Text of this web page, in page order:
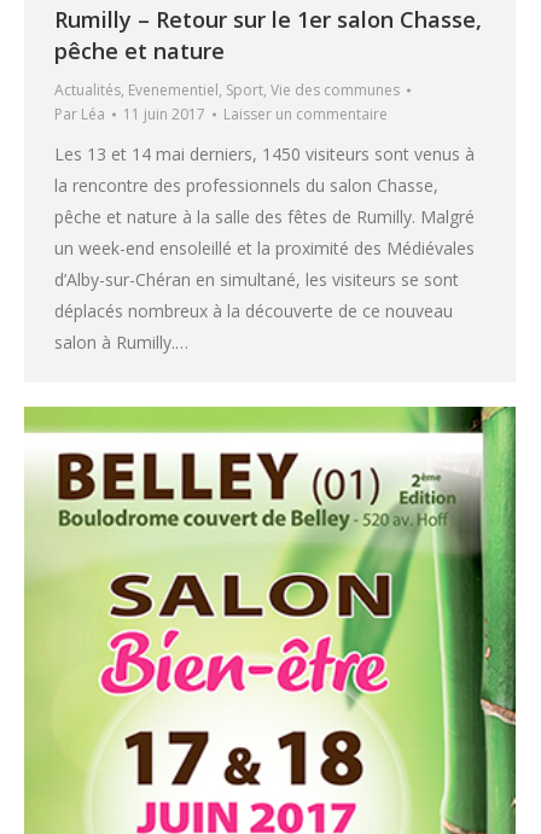
Rumilly – Retour sur le 1er salon Chasse,
pêche et nature
Actualités, Evenementiel, Sport, Vie des communes
Par Léa 11 juin 2017 Laisser un commentaire
Les 13 et 14 mai derniers, 1450 visiteurs sont venus à
la rencontre des professionnels du salon Chasse,
pêche et nature à la salle des fêtes de Rumilly. Malgré
un week-end ensoleillé et la proximité des Médiévales
d’Alby-sur-Chéran en simultané, les visiteurs se sont
déplacés nombreux à la découverte de ce nouveau
salon à Rumilly.…